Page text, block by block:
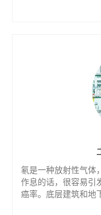
氡是一种放射性气体
作息的话，很容易引
癌率。底层建筑和地